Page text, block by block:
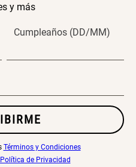
y más
Cumpleaños (DD/MM)
Términos y Condiciones
Política de Privacidad